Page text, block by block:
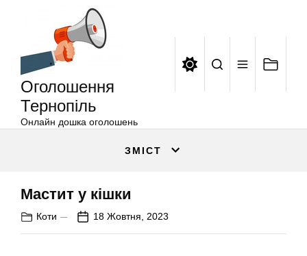
Оголошення
Тернопіль
Онлайн дошка оголошень
ЗМІСТ
Мастит у кішки
Коти 18 Жовтня, 2023